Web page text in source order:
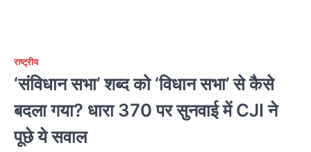
राष्ट्रीय
‘संविधान सभा’ शब्द को ‘विधान सभा’ से कैसे
बदला गया? धारा 370 पर सुनवाई में CJI ने
पूछे ये सवाल